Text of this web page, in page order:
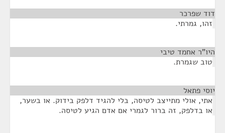
דוד שפרכר
זהו, גמרתי.
היו"ר אחמד טיבי
טוב שגמרת.
יוסי פתאל
אתי, אולי מתייצב לטיסה, בלי להגיד דלפק בידוק. או בשער,
או בדלפק, זה ברור לגמרי אם אדם הגיע לטיסה.